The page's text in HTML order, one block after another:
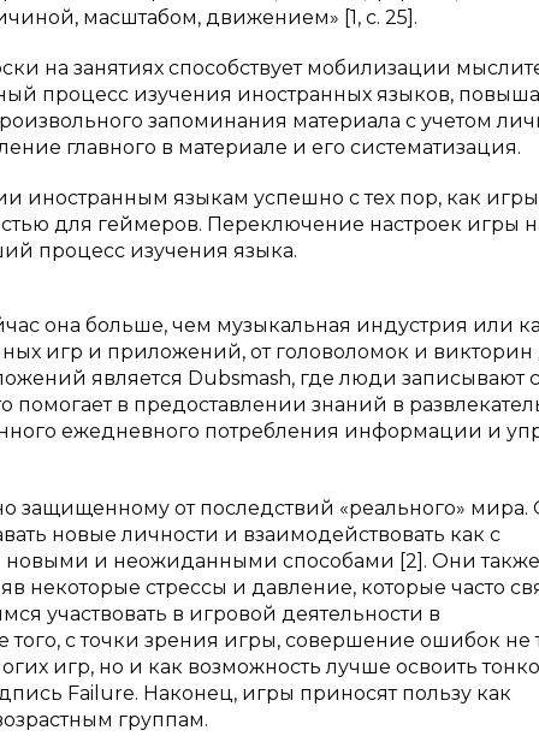
масштабом, движением» [1, с. 25].
на занятиях способствует мобилизации
процесс изучения иностранных языков,
запоминания материала с учетом
главного в материале и его систематизация.
иностранным языкам успешно с тех пор, как игры
для геймеров. Переключение настроек игры
процесс изучения языка.
она больше, чем музыкальная индустрия или
игр и приложений, от головоломок и викторин
является Dubsmash, где люди записывают
в предоставлении знаний в
ежедневного потребления информации и
защищенному от последствий «реального» мира.
новые личности и взаимодействовать как с
и неожиданными способами [2]. Они также
некоторые стрессы и давление, которые часто
участвовать в игровой деятельности в
с точки зрения игры, совершение ошибок не
игр, но и как возможность лучше освоить
Failure. Наконец, игры приносят пользу как
группам.